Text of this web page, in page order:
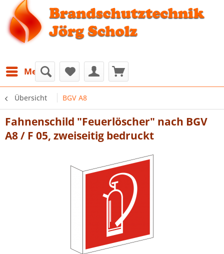
Menü
Übersicht BGV A8
Fahnenschild "Feuerlöscher" nach BGV
A8 / F 05, zweiseitig bedruckt